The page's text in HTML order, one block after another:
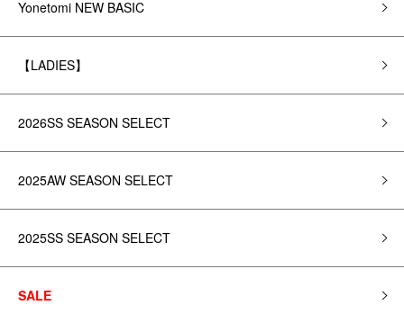
Yonetomi NEW BASIC
【LADIES】
2026SS SEASON SELECT
2025AW SEASON SELECT
2025SS SEASON SELECT
SALE